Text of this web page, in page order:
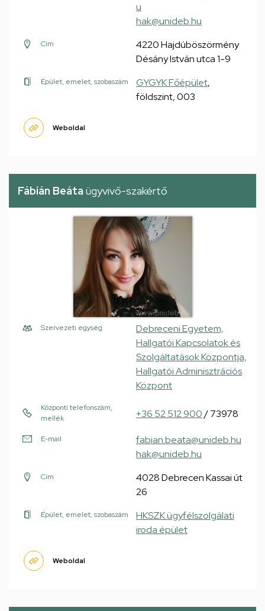
u
hak@unideb.hu
Cím
4220 Hajdúböszörmény
Désány István utca 1-9
Épület, emelet, szobaszám GYGYK Főépület,
földszint, 003
Weboldal
Fábián Beáta ügyvivő-szakértő
Szervezeti egység
Debreceni Egyetem,
Hallgatói Kapcsolatok és
Szolgáltatások Központja,
Hallgatói Adminisztrációs
Központ
Központi telefonszám,
mellék
+36 52 512 900/ 73978
E-mail
fabian.beata@unideb.hu
hak@unideb.hu
Cím
4028 Debrecen Kassai út
26
Épület, emelet, szobaszám
HKSZK ügyfélszolgálati
iroda épület
Weboldal